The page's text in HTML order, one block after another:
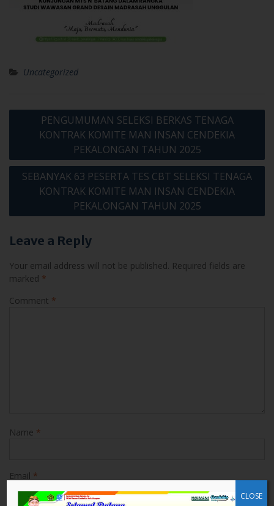
Uncategorized
Post
navigation
PENGUMUMAN SELEKSI BERKAS TENAGA
KONTRAK KOMITE MAN INSAN CENDEKIA
PEKALONGAN TAHUN 2025
SEBANYAK 63 PESERTA TES CBT SELEKSI TENAGA
KONTRAK KOMITE MAN INSAN CENDEKIA
PEKALONGAN TAHUN 2025
Leave a Reply
Your email address will not be published. Required fields are
marked *
Comment *
Name *
Email *
CLOSE